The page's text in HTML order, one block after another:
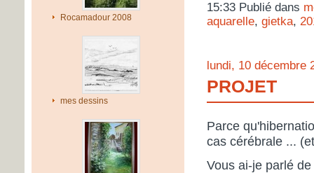
Rocamadour 2008
mes dessins
15:33 Publié dans
aquarelle, gietka,
lundi, 10 décembre
PROJET
Parce
cas cérébrale ...
Vous ai-je parlé